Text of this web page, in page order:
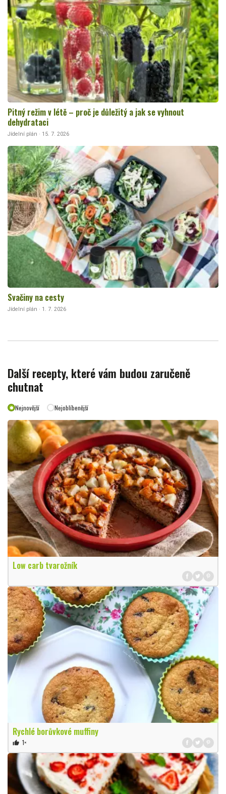
Pitný režim v létě – proč je důležitý a jak se vyhnout
dehydrataci
Jídelní plán · 15. 7. 2026
Svačiny na cesty
Jídelní plán · 1. 7. 2026
Další recepty, které vám budou zaručeně
chutnat
Nejnovější Nejoblíbenější
Low carb tvarožník
Rychlé borůvkové muffiny
thumb_up 1×